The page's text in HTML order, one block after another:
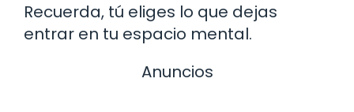
Recuerda, tú eliges lo que dejas
entrar en tu espacio mental.
Anuncios